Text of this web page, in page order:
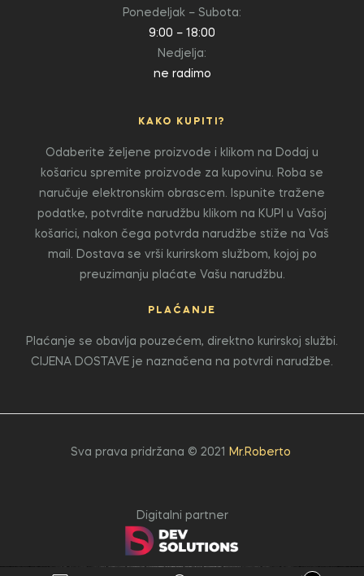
Ponedeljak – Subota:
9:00 – 18:00
Nedjelja:
ne radimo
KAKO KUPITI?
Odaberite željene proizvode i klikom na Dodaj u
košaricu spremite proizvode za kupovinu. Roba se
naručuje elektronskim obrascem. Ispunite tražene
podatke, potvrdite narudžbu klikom na KUPI u Vašoj
košarici, nakon čega potvrda narudžbe stiže na Vaš
mail. Dostava se vrši kurirskom službom, kojoj po
preuzimanju plaćate Vašu narudžbu.
PLAĆANJE
Plaćanje se obavlja pouzećem, direktno kurirskoj službi.
CIJENA DOSTAVE je naznačena na potvrdi narudžbe.
Sva prava pridržana © 2021 Mr.Roberto
Digitalni partner